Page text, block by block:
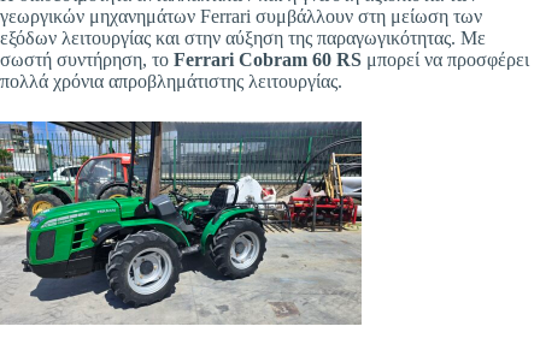
γεωργικών μηχανημάτων Ferrari συμβάλλουν στη μείωση των
εξόδων λειτουργίας και στην αύξηση της παραγωγικότητας. Με
σωστή συντήρηση, το Ferrari Cobram 60 RS μπορεί να προσφέρει
πολλά χρόνια απροβλημάτιστης λειτουργίας.